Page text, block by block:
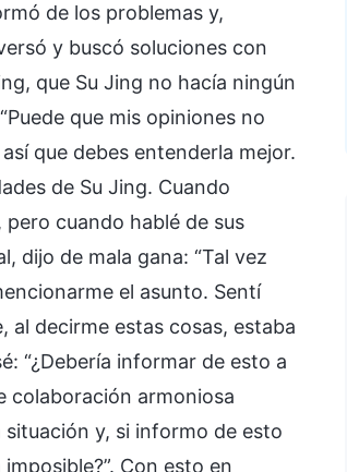
de los problemas y,
y buscó soluciones con
que Su Jing no hacía ningún
que mis opiniones no
que debes entenderla mejor.
de Su Jing. Cuando
cuando hablé de sus
dijo de mala gana: “Tal vez
el asunto. Sentí
al decirme estas cosas, estaba
“¿Debería informar de esto a
colaboración armoniosa
y, si informo de esto
Con esto en